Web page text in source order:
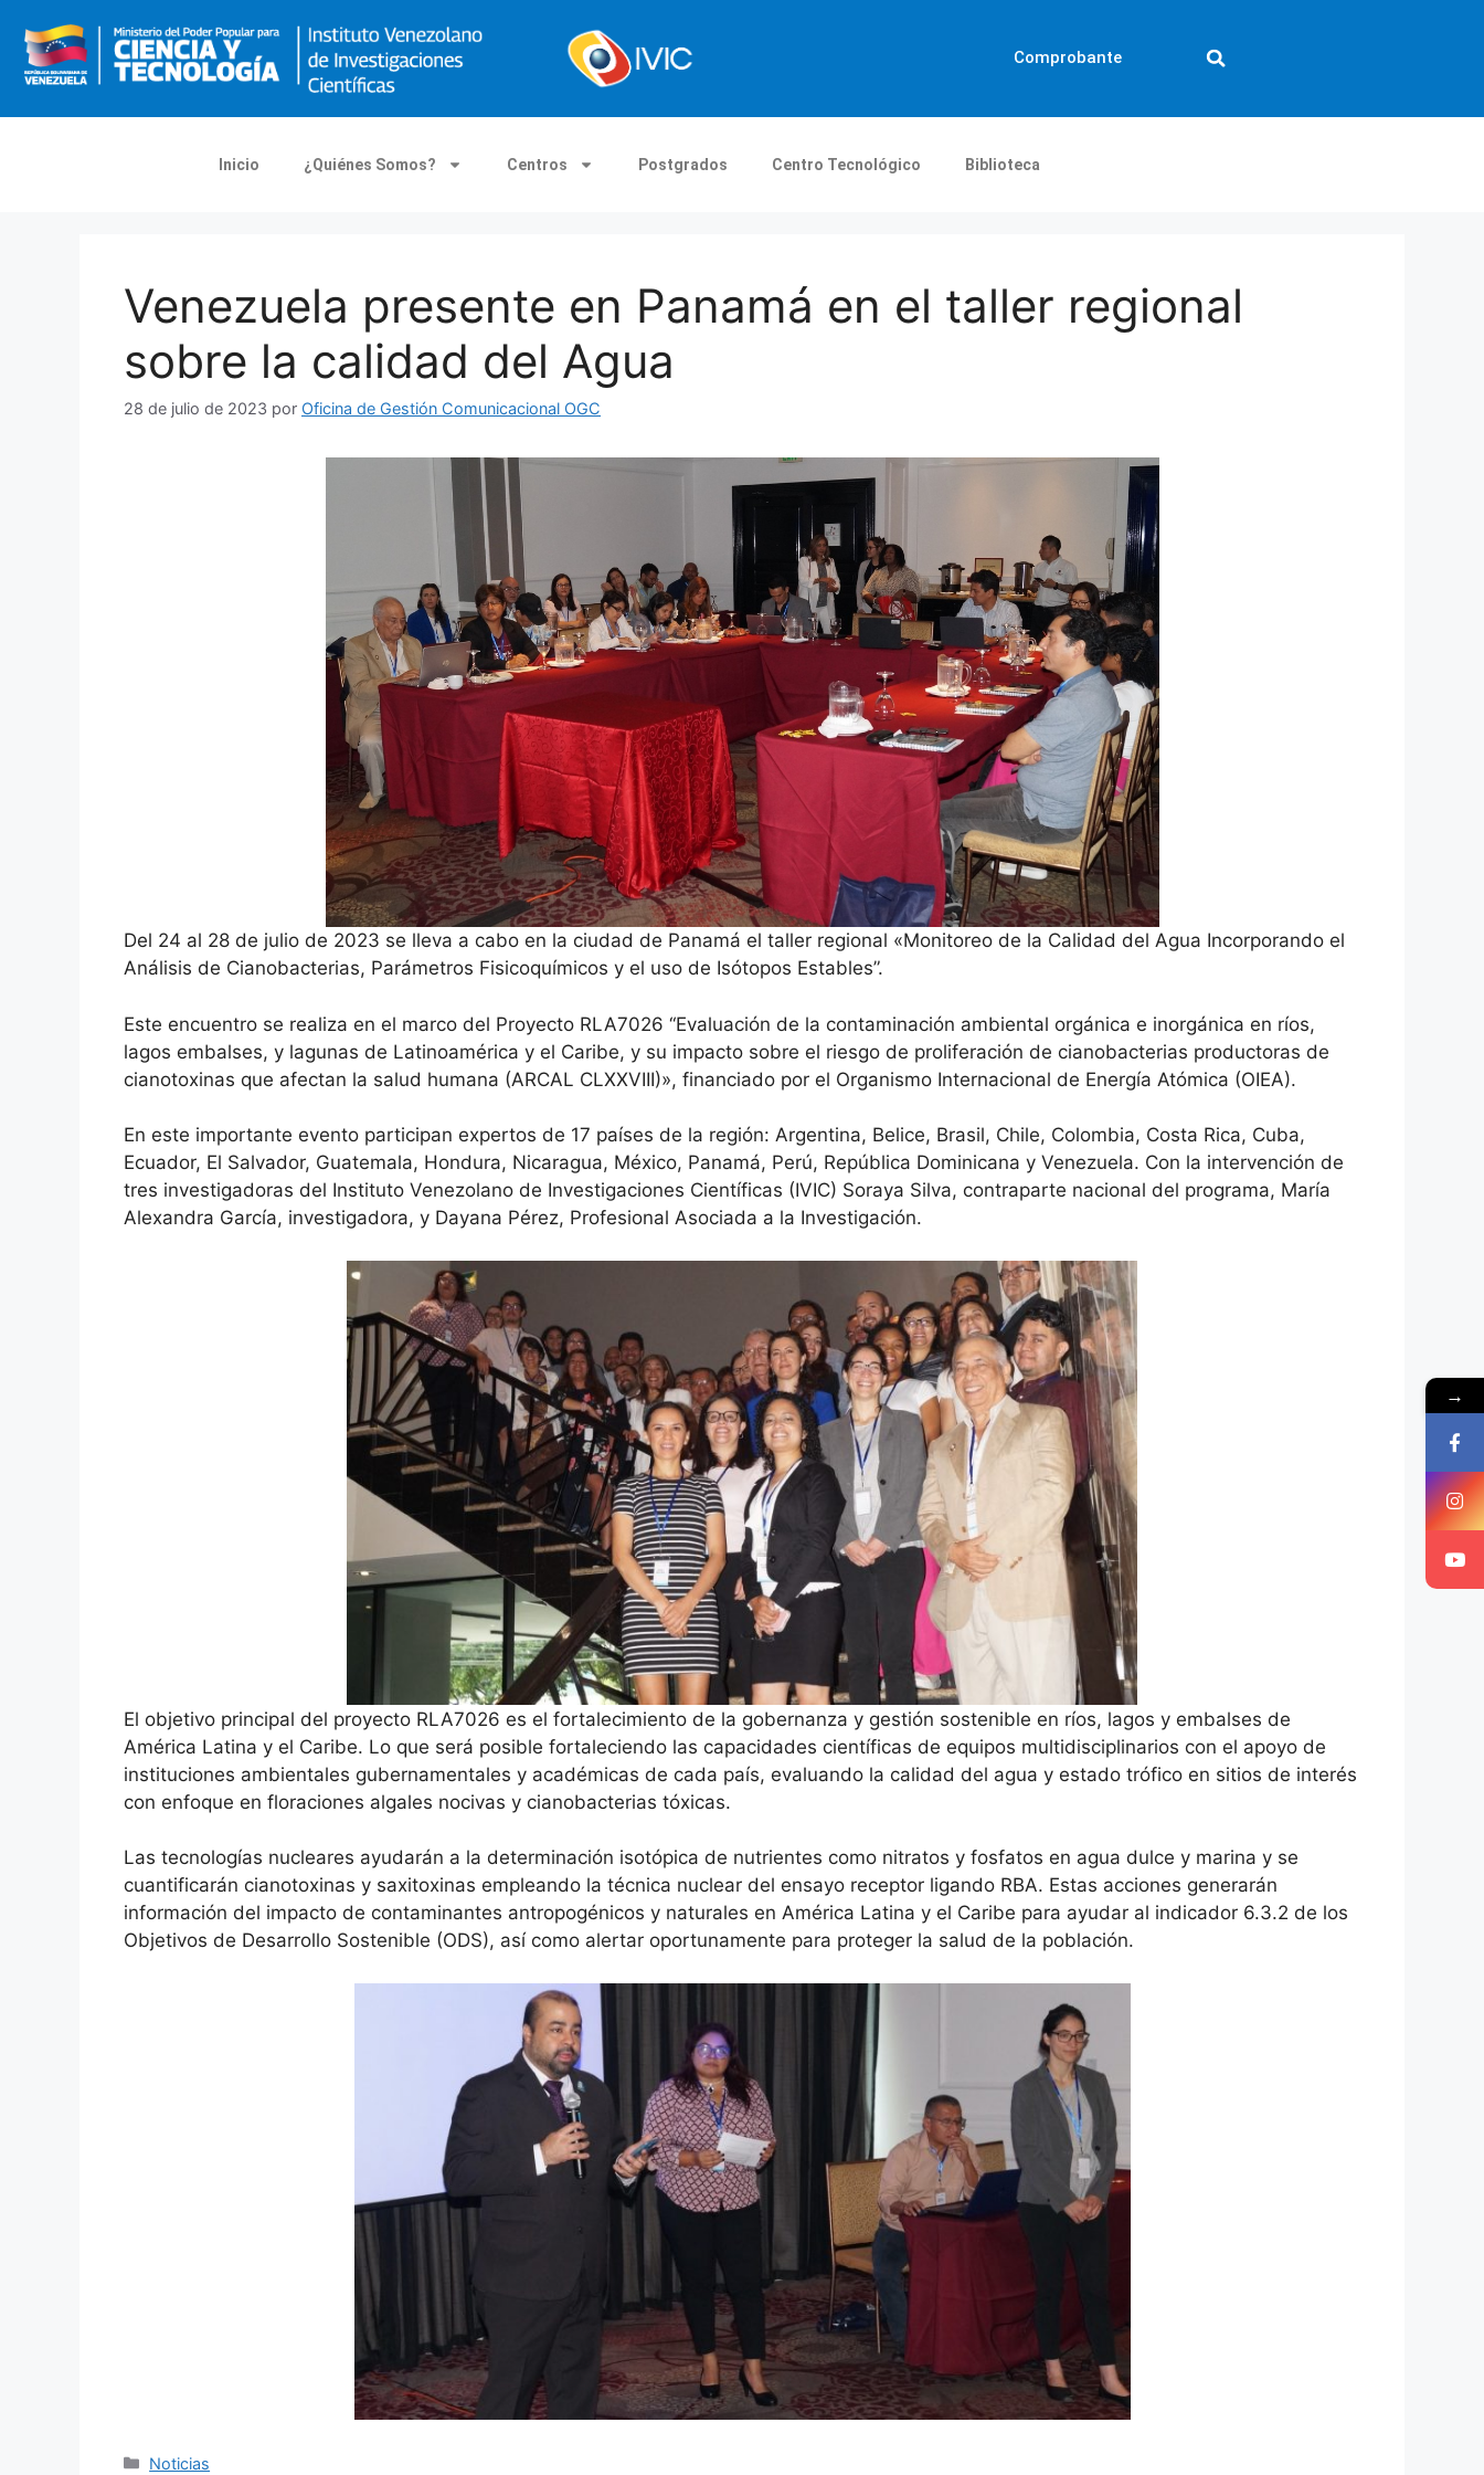
Comprobante
Inicio ¿Quiénes Somos? Centros Postgrados Centro Tecnológico Biblioteca
Venezuela presente en Panamá en el taller regional
sobre la calidad del Agua
28 de julio de 2023 por Oficina de Gestión Comunicacional OGC
Del 24 al 28 de julio de 2023 se lleva a cabo en la ciudad de Panamá el taller regional «Monitoreo de la Calidad del Agua Incorporando el
Análisis de Cianobacterias, Parámetros Fisicoquímicos y el uso de Isótopos Estables”.
Este encuentro se realiza en el marco del Proyecto RLA7026 “Evaluación de la contaminación ambiental orgánica e inorgánica en ríos,
lagos embalses, y lagunas de Latinoamérica y el Caribe, y su impacto sobre el riesgo de proliferación de cianobacterias productoras de
cianotoxinas que afectan la salud humana (ARCAL CLXXVIII)», financiado por el Organismo Internacional de Energía Atómica (OIEA).
En este importante evento participan expertos de 17 países de la región: Argentina, Belice, Brasil, Chile, Colombia, Costa Rica, Cuba,
Ecuador, El Salvador, Guatemala, Hondura, Nicaragua, México, Panamá, Perú, República Dominicana y Venezuela. Con la intervención de
tres investigadoras del Instituto Venezolano de Investigaciones Científicas (IVIC) Soraya Silva, contraparte nacional del programa, María
Alexandra García, investigadora, y Dayana Pérez, Profesional Asociada a la Investigación.
El objetivo principal del proyecto RLA7026 es el fortalecimiento de la gobernanza y gestión sostenible en ríos, lagos y embalses de
América Latina y el Caribe. Lo que será posible fortaleciendo las capacidades científicas de equipos multidisciplinarios con el apoyo de
instituciones ambientales gubernamentales y académicas de cada país, evaluando la calidad del agua y estado trófico en sitios de interés
con enfoque en floraciones algales nocivas y cianobacterias tóxicas.
Las tecnologías nucleares ayudarán a la determinación isotópica de nutrientes como nitratos y fosfatos en agua dulce y marina y se
cuantificarán cianotoxinas y saxitoxinas empleando la técnica nuclear del ensayo receptor ligando RBA. Estas acciones generarán
información del impacto de contaminantes antropogénicos y naturales en América Latina y el Caribe para ayudar al indicador 6.3.2 de los
Objetivos de Desarrollo Sostenible (ODS), así como alertar oportunamente para proteger la salud de la población.
Noticias
→